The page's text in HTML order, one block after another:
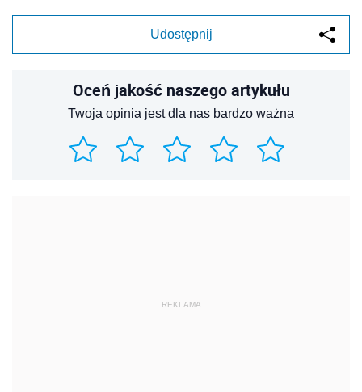
Udostępnij
Oceń jakość naszego artykułu
Twoja opinia jest dla nas bardzo ważna
REKLAMA